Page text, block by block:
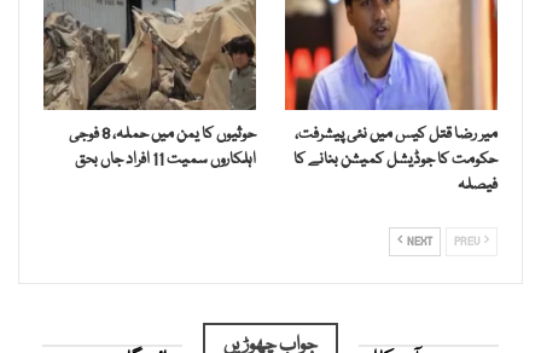
میر رضا قتل کیس میں نئی پیشرفت،
حکومت کا جوڈیشل کمیشن بنانے کا
فیصلہ
حوثیوں کا یمن میں حملہ، 8 فوجی
اہلکاروں سمیت 11 افراد جاں بحق
NEXT
جواب چھوڑیں